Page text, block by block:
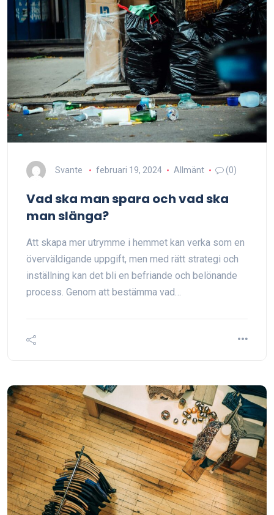
Svante februari 19, 2024 Allmänt (0)
Vad ska man spara och vad ska
man slänga?
Att skapa mer utrymme i hemmet kan verka som en
överväldigande uppgift, men med rätt strategi och
inställning kan det bli en befriande och belönande
process. Genom att bestämma vad…